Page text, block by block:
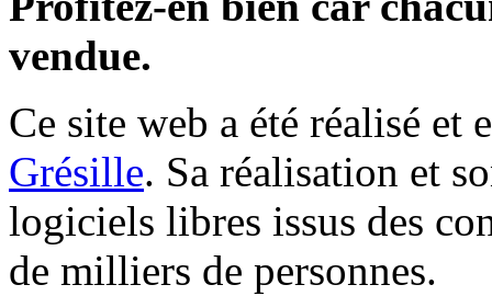
vendue.
Ce site web a été réalisé et
Grésille. Sa réalisation et
logiciels libres issus des
de milliers de personnes.